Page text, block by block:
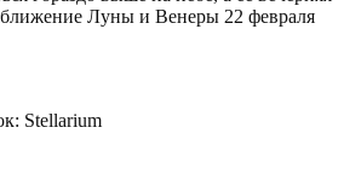
Луны и Венеры 22 февраля
Stellarium